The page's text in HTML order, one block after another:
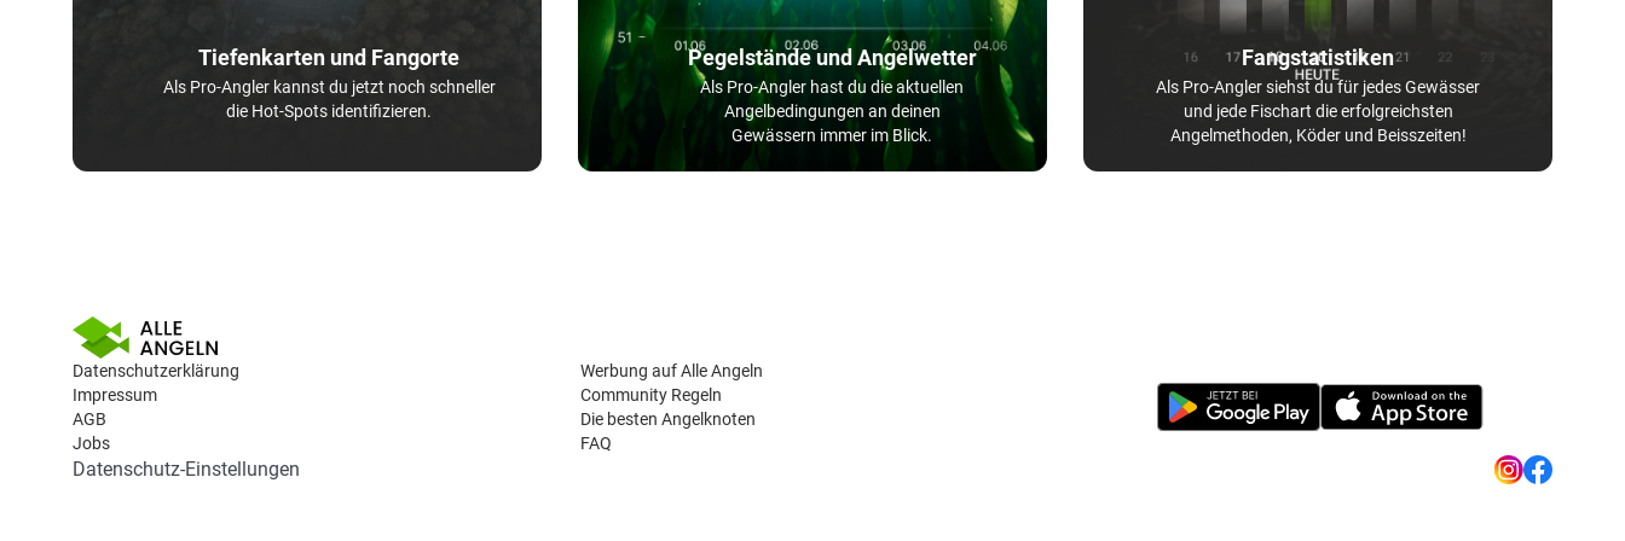
Tiefenkarten und Fangorte
Als Pro-Angler kannst du jetzt noch schneller
die Hot-Spots identifizieren.
Pegelstände und Angelwetter
Als Pro-Angler hast du die aktuellen
Angelbedingungen an deinen
Gewässern immer im Blick.
Fangstatistiken
Als Pro-Angler siehst du für jedes Gewässer
und jede Fischart die erfolgreichsten
Angelmethoden, Köder und Beisszeiten!
Datenschutzerklärung
Impressum
AGB
Jobs
Werbung auf Alle Angeln
Community Regeln
Die besten Angelknoten
FAQ
Datenschutz-Einstellungen